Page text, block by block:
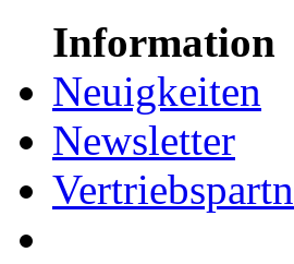
Information
Neuigkeiten
Newsletter